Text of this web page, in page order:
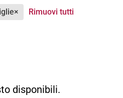
× Rimuovi tutti
disponibili.